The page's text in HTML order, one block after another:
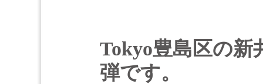
Tokyo豊島区の新
弾です。